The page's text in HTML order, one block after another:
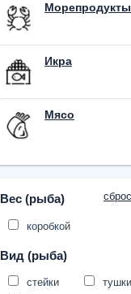
Морепродукты
Икра
Мясо
Вес (рыба)
коробкой
Вид (рыба)
стейки
тушки